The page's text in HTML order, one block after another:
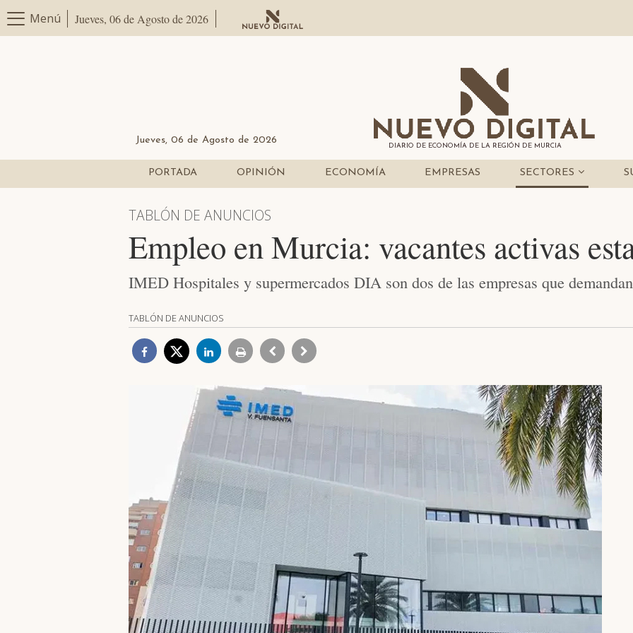
Menú Jueves, 06 de Agosto de 2026
Jueves, 06 de Agosto de 2026
DIARIO DE ECONOMÍA DE LA REGIÓN DE MURCIA
PORTADA OPINIÓN ECONOMÍA EMPRESAS SECTORES
TABLÓN DE ANUNCIOS
Empleo en Murcia: vacantes activas
IMED Hospitales y supermercados DIA son dos de las empresas que
TABLÓN DE ANUNCIOS